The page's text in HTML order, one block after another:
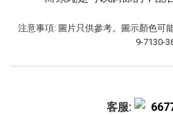
注意事項: 圖片只供參考。圖示顏色可
9-7130-
客服: